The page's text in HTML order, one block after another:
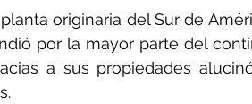
originaria del Sur de
por la mayor parte del
a sus propiedades